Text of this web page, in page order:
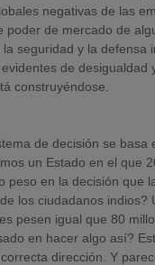
negativas de las
poder de mercado de
seguridad y la defensa
de desigualdad
construyéndose.
de decisión se basa
un Estado en el que
peso en la decisión que
los ciudadanos indios?
pesen igual que 80
en hacer algo así?
dirección. Y